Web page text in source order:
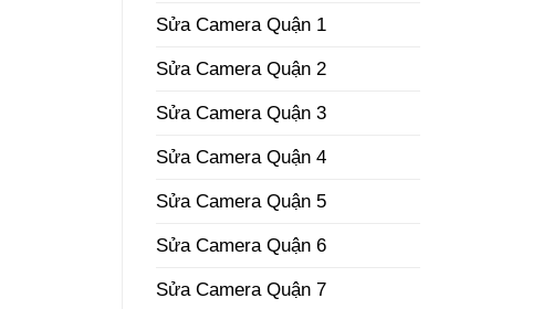
Sửa Camera Quận 1
Sửa Camera Quận 2
Sửa Camera Quận 3
Sửa Camera Quận 4
Sửa Camera Quận 5
Sửa Camera Quận 6
Sửa Camera Quận 7